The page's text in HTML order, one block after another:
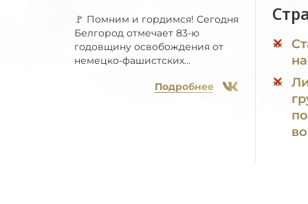
🚩 Помним и гордимся! Сегодня
Белгород отмечает 83-ю
годовщину освобождения от
немецко-фашистских...
Подробнее